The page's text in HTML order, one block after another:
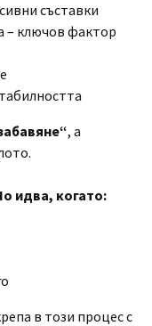
съставки
– ключов фактор
, а
идва, когато:
в този процес с